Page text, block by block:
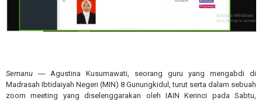
Semanu ---- Agustina Kusumawati, seorang guru yang mengabdi di
Madrasah Ibtidaiyah Negeri (MIN) 8 Gunungkidul, turut serta dalam sebuah
zoom meeting yang diselenggarakan oleh IAIN Kerinci pada Sabtu,